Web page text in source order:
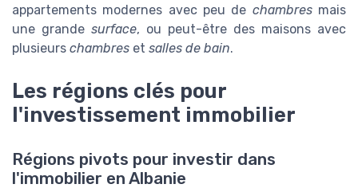
appartements modernes avec peu de chambresmais
une grande surface, ou peut-être des maisons avec
plusieurs chambres et salles de bain.
Les régions clés pour
l'investissement immobilier
Régions pivots pour investir dans
l'immobilier en Albanie